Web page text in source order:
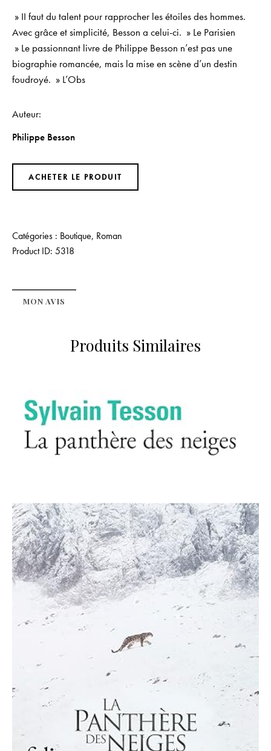
» II faut du talent pour rapprocher les étoiles des hommes.
Avec grâce et simplicité, Besson a celui-ci. » Le Parisien
» Le passionnant livre de Philippe Besson n’est pas une
biographie romancée, mais la mise en scène d’un destin
foudroyé. » L’Obs
Auteur
Philippe Besson
ACHETER LE PRODUIT
Catégories : Boutique, Roman
Product ID: 5318
MON AVIS
Produits Similaires